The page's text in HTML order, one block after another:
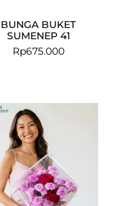
BUNGA BUKET
SUMENEP 41
Rp675.000